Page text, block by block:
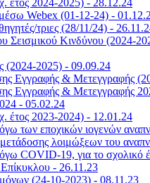
Webex (01-12-24) -
τριες (28/11/24) -
Σεισμικού Κινδύνου (2024-
(2024-2025) - 09.09.24
Εγγραφής & Μετεγγραφής
Εγγραφής & Μετεγγραφής
- 05.02.24
έτος 2023-2024) - 12.01.24
των εποχικών ιογενών
λοιμώξεων του
COVID-19, για το
- 26.11.23
(24-10-2023) - 08.11.23